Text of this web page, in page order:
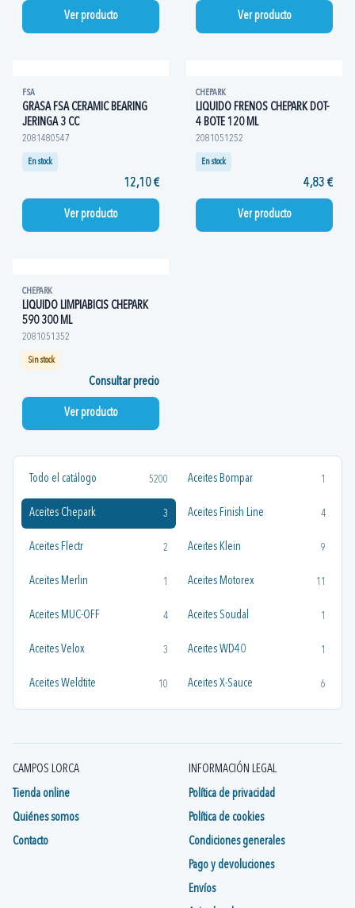
Todo el catálogo 5200 Aceites Bompar 1
Aceites Chepark 3 Aceites Finish Line 4
Aceites Flectr 2 Aceites Klein 9
Aceites Merlin 1 Aceites Motorex 11
Aceites MUC-OFF 4 Aceites Soudal 1
Aceites Velox 3 Aceites WD40 1
Aceites Weldtite 10 Aceites X-Sauce 6
Grasas y Aceites SHIMANO
Ver producto Ver producto
FSA
GRASA FSA CERAMIC BEARING
JERINGA 3 CC
2081480547
En stock
12,10 €
Ver producto
CHEPARK
LIQUIDO FRENOS CHEPARK DOT-
4 BOTE 120 ML
2081051252
En stock
4,83 €
Ver producto
CHEPARK
LIQUIDO LIMPIABICIS CHEPARK
590 300 ML
2081051352
Sin stock
Consultar precio
Ver producto
CAMPOS LORCA
Tienda online
Quiénes somos
Contacto
INFORMACIÓN LEGAL
Política de privacidad
Política de cookies
Condiciones generales
Pago y devoluciones
Envíos